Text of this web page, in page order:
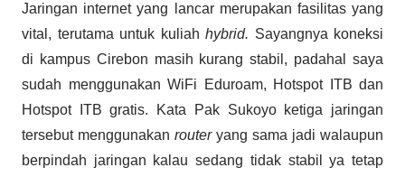
Jaringan internet yang lancar merupakan fasilitas yang
vital, terutama untuk kuliah hybrid. Sayangnya koneksi
di kampus Cirebon masih kurang stabil, padahal saya
sudah menggunakan WiFi Eduroam, Hotspot ITB dan
Hotspot ITB gratis. Kata Pak Sukoyo ketiga jaringan
tersebut menggunakan router yang sama jadi walaupun
berpindah jaringan kalau sedang tidak stabil ya tetap